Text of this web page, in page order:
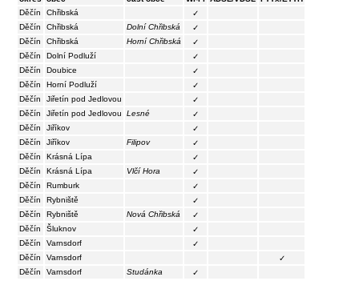
Děčín
Chřibská
✓
Děčín
Chřibská Dolní Chřibská
✓
Děčín
Chřibská Horní Chřibská
✓
Děčín
Dolní Podluží
✓
Děčín
Doubice
✓
Děčín
Horní Podluží
✓
Děčín
Jiřetín pod Jedlovou
✓
Děčín
Jiřetín pod Jedlovou Lesné
✓
Děčín
Jiříkov
✓
Děčín
Jiříkov Filipov
✓
Děčín
Krásná Lípa
✓
Děčín
Krásná Lípa Vlčí Hora
✓
Děčín
Rumburk
✓
Děčín
Rybniště
✓
Děčín
Rybniště Nová Chřibská
✓
Děčín
Šluknov
✓
Děčín
Varnsdorf
✓
Děčín
Varnsdorf
✓
Děčín
Varnsdorf Studánka ✓